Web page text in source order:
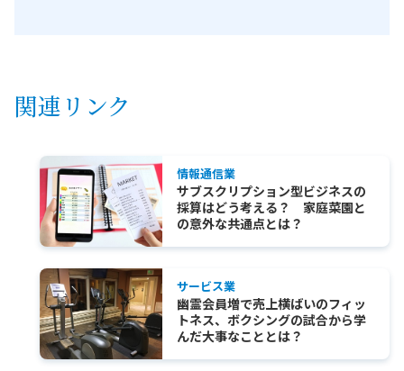
関連リンク
情報通信業
サブスクリプション型ビジネスの
採算はどう考える？ 家庭菜園と
の意外な共通点とは？
サービス業
幽霊会員増で売上横ばいのフィッ
トネス、ボクシングの試合から学
んだ大事なこととは？